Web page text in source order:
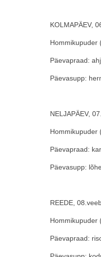
KOLMAPÄEV,
Hommikupuder
Päevapraad:
Päevasupp:
NELJAPÄEV,
Hommikupuder
Päevapraad:
Päevasupp:
REEDE,
Hommikupuder
Päevapraad: